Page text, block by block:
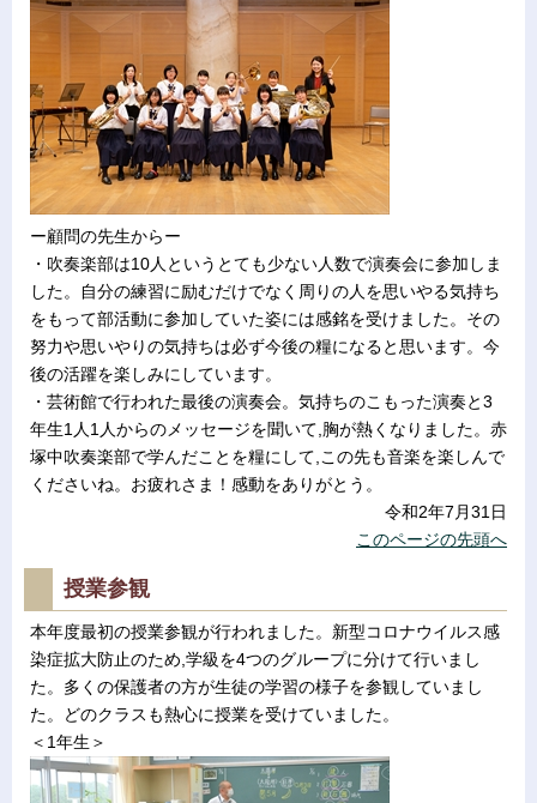
ー顧問の先生からー
・吹奏楽部は10人というとても少ない人数で演奏会に参加しま
した。自分の練習に励むだけでなく周りの人を思いやる気持ち
をもって部活動に参加していた姿には感銘を受けました。その
努力や思いやりの気持ちは必ず今後の糧になると思います。今
後の活躍を楽しみにしています。
・芸術館で行われた最後の演奏会。気持ちのこもった演奏と3
年生1人1人からのメッセージを聞いて,胸が熱くなりました。赤
塚中吹奏楽部で学んだことを糧にして,この先も音楽を楽しんで
くださいね。お疲れさま！感動をありがとう。
令和2年7月31日
このページの先頭へ
授業参観
本年度最初の授業参観が行われました。新型コロナウイルス感
染症拡大防止のため,学級を4つのグループに分けて行いまし
た。多くの保護者の方が生徒の学習の様子を参観していまし
た。どのクラスも熱心に授業を受けていました。
＜1年生＞